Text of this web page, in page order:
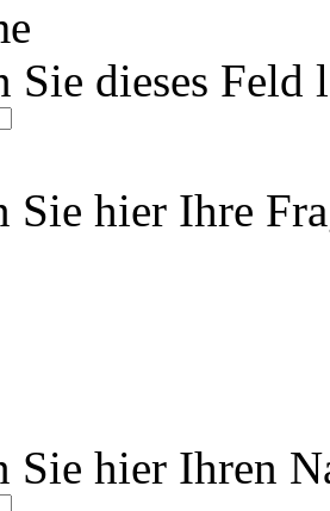
Sie dieses Feld
Sie hier Ihre
Sie hier Ihren